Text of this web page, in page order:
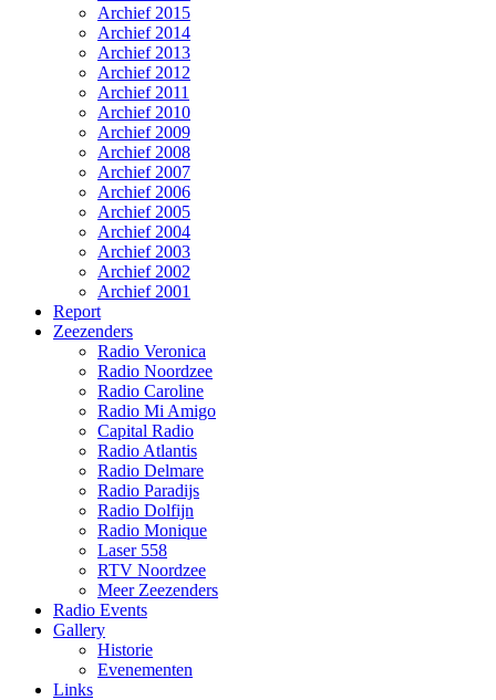
Archief 2015
Archief 2014
Archief 2013
Archief 2012
Archief 2011
Archief 2010
Archief 2009
Archief 2008
Archief 2007
Archief 2006
Archief 2005
Archief 2004
Archief 2003
Archief 2002
Archief 2001
Report
Zeezenders
Radio Veronica
Radio Noordzee
Radio Caroline
Radio Mi Amigo
Capital Radio
Radio Atlantis
Radio Delmare
Radio Paradijs
Radio Dolfijn
Radio Monique
Laser 558
RTV Noordzee
Meer Zeezenders
Radio Events
Gallery
Historie
Evenementen
Links